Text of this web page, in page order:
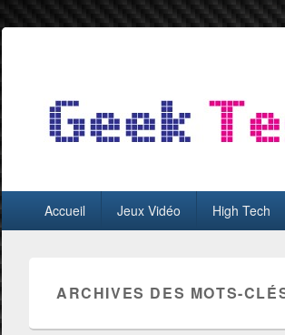
GeekTest
principalAccueil Jeux Vidéo High Tech
ARCHIVES DES MOTS-